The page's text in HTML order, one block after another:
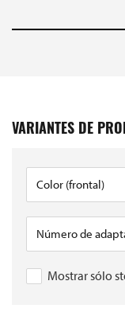
VARIANTES DE
Mostrar sólo